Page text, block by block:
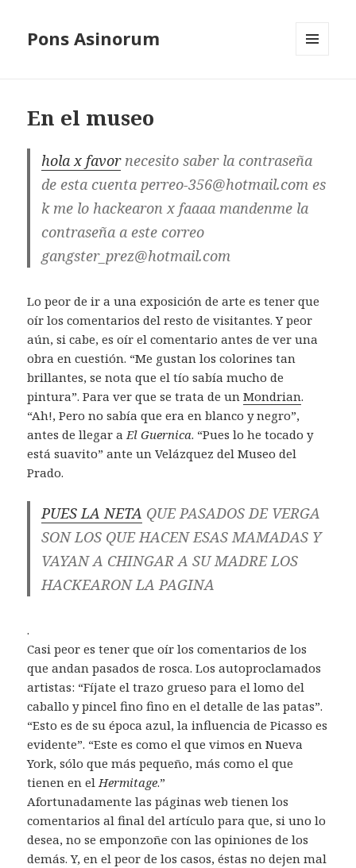
Pons Asinorum
En el museo
hola x favornecesito saber la contraseña
de esta cuenta perreo-356@hotmail.com es
k me lo hackearon x faaaa mandenme la
contraseña a este correo
gangster_prez@hotmail.com
Lo peor de ir a una exposición de arte es tener que
oír los comentarios del resto de visitantes. Y peor
aún, si cabe, es oír el comentario antes de ver una
obra en cuestión. “Me gustan los colorines tan
brillantes, se nota que el tío sabía mucho de
pintura”. Para ver que se trata de unMondrian.
“Ah!, Pero no sabía que era en blanco y negro”,
antes de llegar aEl Guernica. “Pues lo he tocado y
está suavito” ante un Velázquez del Museo del
Prado.
PUES LA NETA QUE PASADOS DE VERGA
SON LOS QUE HACEN ESAS MAMADAS Y
VAYAN A CHINGAR A SU MADRE LOS
HACKEARON LA PAGINA
.
Casi peor es tener que oír los comentarios de los
que andan pasados de rosca. Los autoproclamados
artistas: “Fíjate el trazo grueso para el lomo del
caballo y pincel fino fino en el detalle de las patas”.
“Esto es de su época azul, la influencia de Picasso es
evidente”. “Este es como el que vimos en Nueva
York, sólo que más pequeño, más como el que
tienen en elHermitage.”
Afortunadamente las páginas web tienen los
comentarios al final del artículo para que, si uno lo
desea, no se emponzoñe con las opiniones de los
demás. Y, en el peor de los casos, éstas no dejen mal